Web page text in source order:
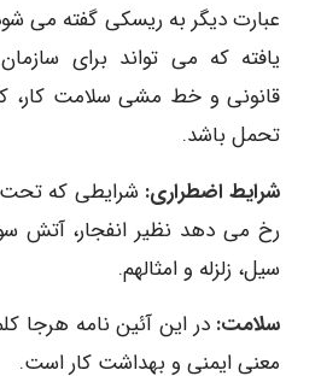
عبارت دیگر به ریسکی گفته می
یافته که می تواند برای
قانونی و خط مشی سلامت کار،
تحمل باشد.
شرایط اضطراری: شرایطی که تحت
رخ می دهد نظیر انفجار، آتش
سیل، زلزله و امثالهم.
سلامت: در این آئین نامه هرجا
معنی ایمنی و بهداشت کار است.